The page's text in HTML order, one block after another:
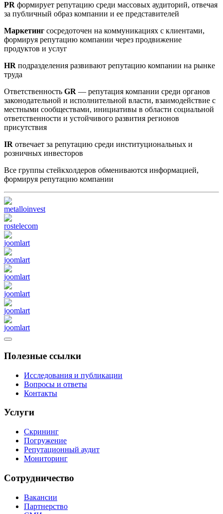
PR формирует репутацию среди массовых аудиторий, отвечая
за публичный образ компании и ее представителей
Маркетинг сосредоточен на коммуникациях с клиентами,
формируя репутацию компании через продвижение
продуктов и услуг
HR подразделения развивают репутацию компании на рынке
труда
Ответственность GR — репутация компании среди органов
законодательной и исполнительной власти, взаимодействие с
местными сообществами, инициативы в области социальной
ответственности и устойчивого развития регионов
присутствия
IR отвечает за репутацию среди институциональных и
розничных инвесторов
Все группы стейкхолдеров обмениваются информацией,
формируя репутацию компании
Полезные ссылки
Исследования и публикации
Вопросы и ответы
Контакты
Услуги
Скрининг
Погружение
Репутационный аудит
Мониторинг
Сотрудничество
Вакансии
Партнерство